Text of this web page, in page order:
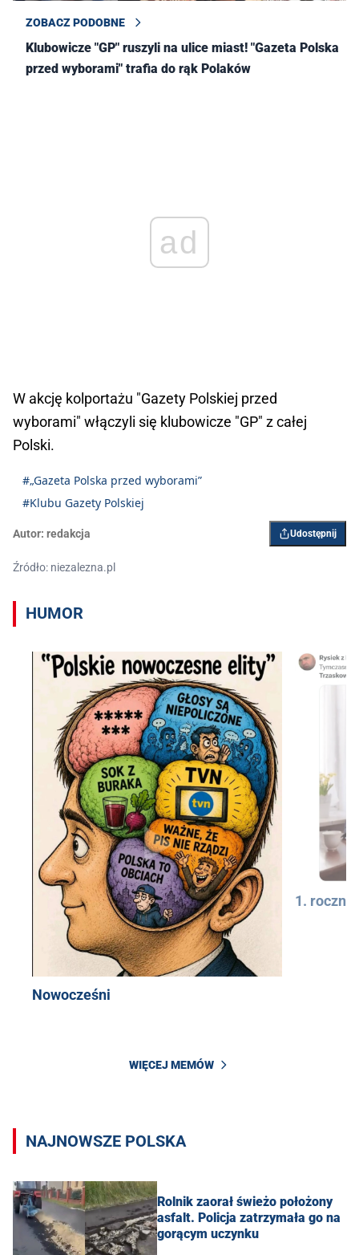
ZOBACZ PODOBNE
Klubowicze "GP" ruszyli na ulice miast! "Gazeta Polska
przed wyborami" trafia do rąk Polaków
ad
W akcję kolportażu "Gazety Polskiej przed
wyborami" włączyli się klubowicze "GP" z całej
Polski.
#„Gazeta Polska przed wyborami”
#Klubu Gazety Polskiej
Autor: redakcja Udostępnij
Źródło: niezalezna.pl
HUMOR
Nowocześni
1.
WIĘCEJ MEMÓW
NAJNOWSZE POLSKA
Rolnik zaorał świeżo położony
asfalt. Policja zatrzymała go na
gorącym uczynku